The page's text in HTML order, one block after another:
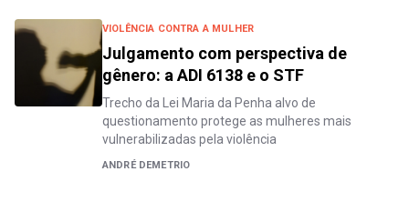
VIOLÊNCIA CONTRA A MULHER
Julgamento com perspectiva de
gênero: a ADI 6138 e o STF
Trecho da Lei Maria da Penha alvo de
questionamento protege as mulheres mais
vulnerabilizadas pela violência
ANDRÉ DEMETRIO